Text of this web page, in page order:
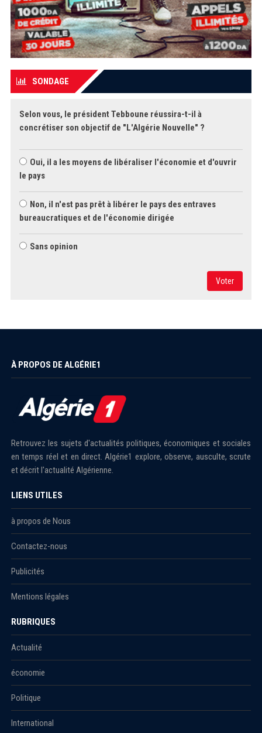
SONDAGE
Selon vous, le président Tebboune réussira-t-il à
concrétiser son objectif de "L'Algérie Nouvelle" ?
Oui, il a les moyens de libéraliser l'économie et d'ouvrir
le pays
Non, il n'est pas prêt à libérer le pays des entraves
bureaucratiques et de l'économie dirigée
Sans opinion
Voter
À PROPOS DE ALGÉRIE1
Retrouvez les sujets d'actualités politiques, économiques et sociales
en temps réel et en direct. Algérie1 explore, observe, ausculte, scrute
et décrit l'actualité Algérienne.
LIENS UTILES
à propos de Nous
Contactez-nous
Publicités
Mentions légales
RUBRIQUES
Actualité
économie
Politique
International